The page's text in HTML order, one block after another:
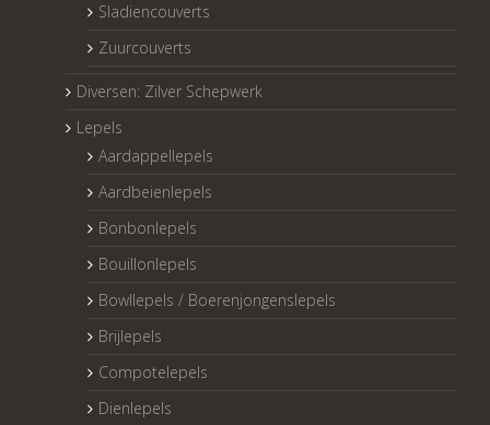
Sladiencouverts
Zuurcouverts
Diversen: Zilver Schepwerk
Lepels
Aardappellepels
Aardbeienlepels
Bonbonlepels
Bouillonlepels
Bowllepels / Boerenjongenslepels
Brijlepels
Compotelepels
Dienlepels